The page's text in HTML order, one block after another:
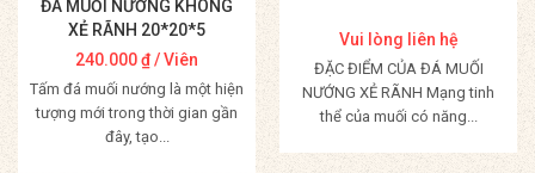
ĐÁ MUỐI NƯỚNG KHÔNG
XẺ RÃNH 20*20*5
240.000₫/ Viên
Tấm đá muối nướng là một hiện
tượng mới trong thời gian gần
đây, tạo...
Vui lòng liên hệ
ĐẶC ĐIỂM CỦA ĐÁ MUỐI
NƯỚNG XẺ RÃNH Mạng tinh
thể của muối có năng...
Mua Hàng